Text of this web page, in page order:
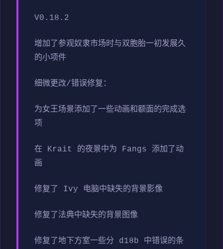
V0.18.2
增加了参观奴隶市场时与双胞胎一初发展久
的小项件
细微更改/错误修复：
为女王场景添加了一些动画和额面的完成选
项
在 Krait 的夜景中为 Fangs 添加了动
画
修复了 Ivy 电脑中缺失的背景影像
修复了法典中缺失的背景图像
修复了地下方室一些分 d18b 中错误的条